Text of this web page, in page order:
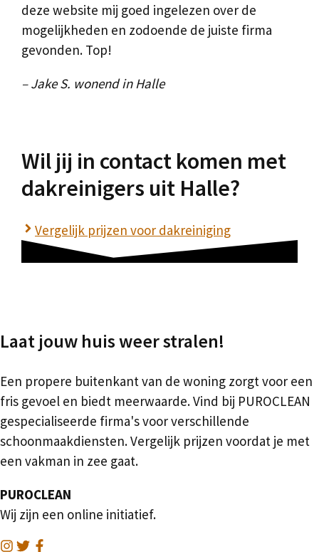
deze website mij goed ingelezen over de
mogelijkheden en zodoende de juiste firma
gevonden. Top!
– Jake S. wonend in Halle
Wil jij in contact komen met
dakreinigers uit Halle?
Vergelijk prijzen voor dakreiniging
Laat jouw huis weer stralen!
Een propere buitenkant van de woning zorgt voor een
fris gevoel en biedt meerwaarde. Vind bij PUROCLEAN
gespecialiseerde firma's voor verschillende
schoonmaakdiensten. Vergelijk prijzen voordat je met
een vakman in zee gaat.
PUROCLEAN
Wij zijn een online initiatief.